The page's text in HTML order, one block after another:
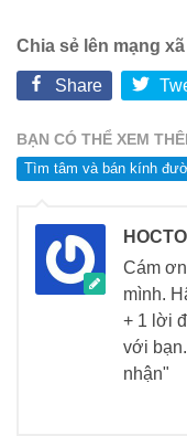
Chia sẻ lên mạng
Share
BẠN CÓ THỂ XEM
Tìm tâm và bán kính
Cám
mình.
+ 1 lời
với
nhận"